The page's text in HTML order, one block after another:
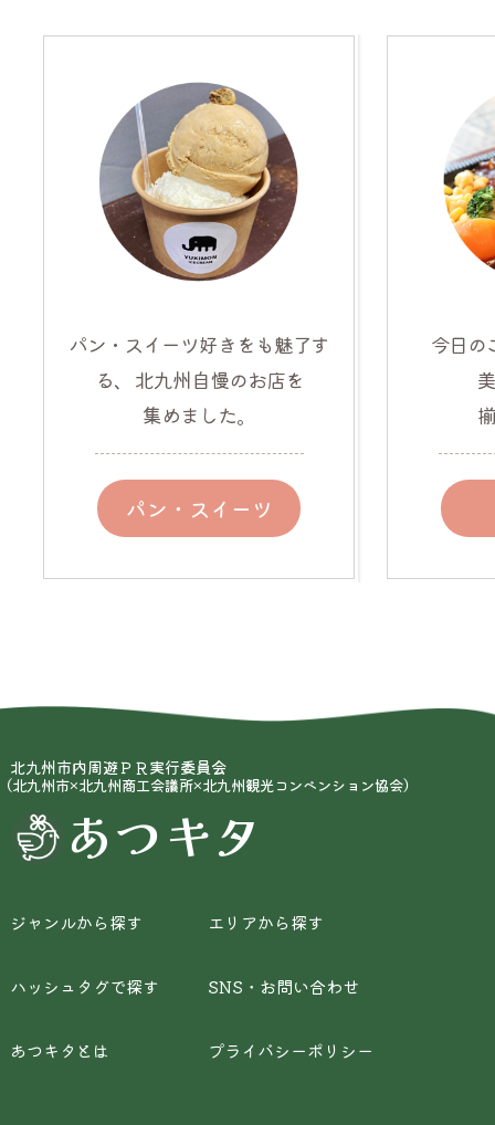
パン・スイーツ好きをも魅了す
る、
北九州自慢のお店を
集めました。
パン・スイーツ
今日の
北九州市内周遊ＰＲ実行委員会
北九州市×北九州商工会議所×北九州観光コンベンション協会）
あつキタ
ジャンルから探す エリアから探す
ハッシュタグで探す SNS・お問い合わせ
あつキタとは プライバシーポリシー